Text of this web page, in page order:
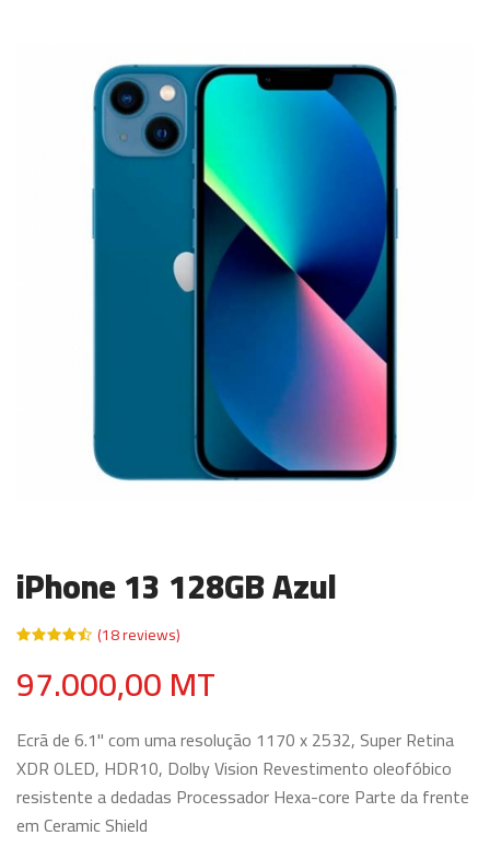
iPhone 13 128GB Azul
(18 reviews)
97.000,00 MT
Ecrã de 6.1" com uma resolução 1170 x 2532, Super Retina
XDR OLED, HDR10, Dolby Vision Revestimento oleofóbico
resistente a dedadas Processador Hexa-core Parte da frente
em Ceramic Shield